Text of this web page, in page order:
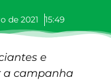
de 2021 15:49
e
a campanha